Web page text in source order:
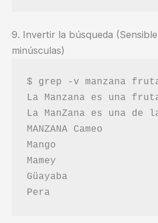
9. Invertir la búsqueda
minúsculas)
$ grep -v manzana
La Manzana es una
La ManZana es una
MANZANA Cameo
Mango
Mamey
Güayaba